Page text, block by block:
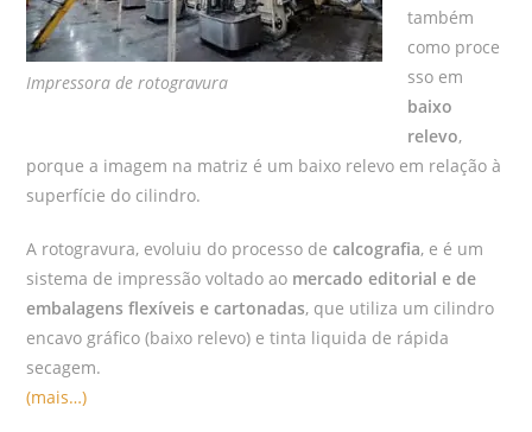
Impressora de rotogravura
também
como proce
sso em
baixo
relevo,
porque a imagem na matriz é um baixo relevo em relação à
superfície do cilindro.
A rotogravura, evoluiu do processo decalcografia, e é um
sistema de impressão voltado ao mercado editorial e de
embalagens flexíveis e cartonadas, que utiliza um cilindro
encavo gráfico (baixo relevo) e tinta liquida de rápida
secagem.
(mais…)